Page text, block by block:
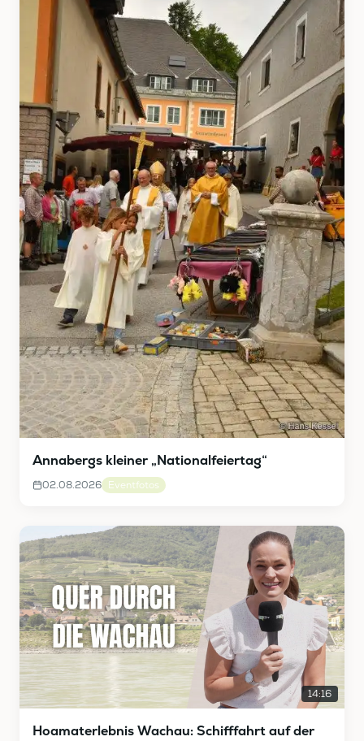
Annabergs kleiner „Nationalfeiertag“
02.08.2026 Eventfotos
14:16
Hoamaterlebnis Wachau: Schifffahrt auf der